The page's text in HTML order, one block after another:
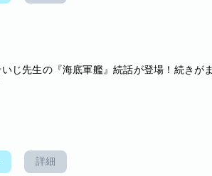
じ先生の『海底軍艦』続話が登場！続き
詳細